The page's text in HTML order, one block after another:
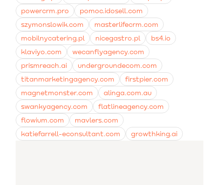
powercrm.pro
pomoc.idosell.com
szymonslowik.com
masterlifecrm.com
mobilnycatering.pl
nicegastro.pl
bs4.io
klaviyo.com
wecanflyagency.com
prismreach.ai
undergroundecom.com
titanmarketingagency.com
firstpier.com
magnetmonster.com
alinga.com.au
swankyagency.com
flatlineagency.com
flowium.com
mavlers.com
katiefarrell-econsultant.com
growthking.ai